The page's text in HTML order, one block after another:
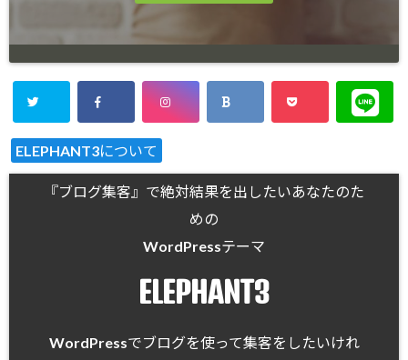
ELEPHANT3について
『ブログ集客』で絶対結果を出したいあなたのた
めの
WordPressテーマ
ELEPHANT3
WordPressでブログを使って集客をしたいけれ